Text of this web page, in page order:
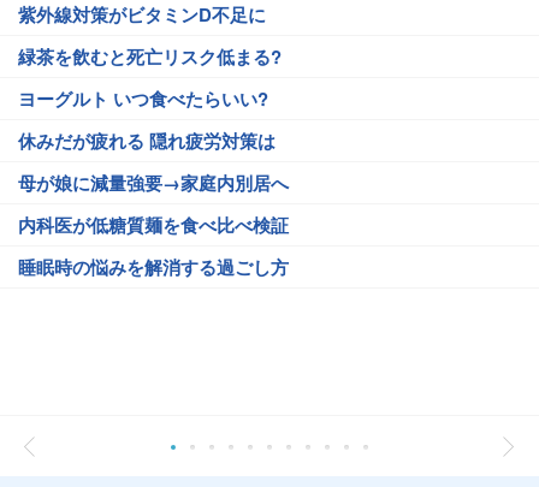
紫外線対策がビタミンD不足に
緑茶を飲むと死亡リスク低まる?
ヨーグルト いつ食べたらいい?
休みだが疲れる 隠れ疲労対策は
母が娘に減量強要→家庭内別居へ
内科医が低糖質麺を食べ比べ検証
睡眠時の悩みを解消する過ごし方